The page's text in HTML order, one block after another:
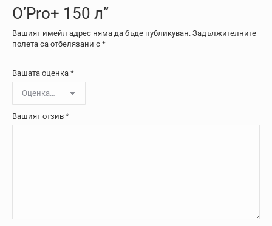
O’Pro+ 150 л”
Вашият имейл адрес няма да бъде публикуван. Задължителните
полета са отбелязани с *
Вашата оценка *
Вашият отзив *